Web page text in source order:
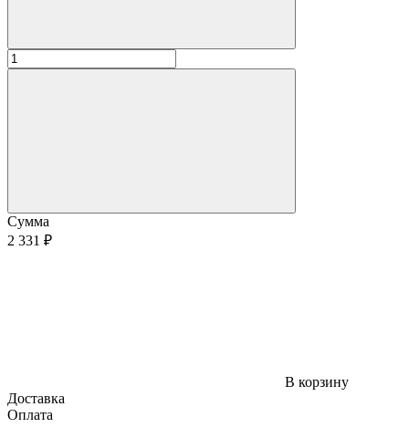
Сумма
2 331 ₽
В корзину
Доставка
Оплата